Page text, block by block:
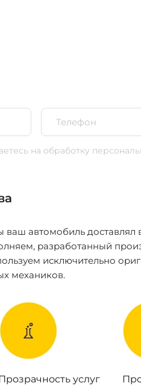
на обработку
автомобиль доставлял
разработанный
исключительно
механиков.
услуг